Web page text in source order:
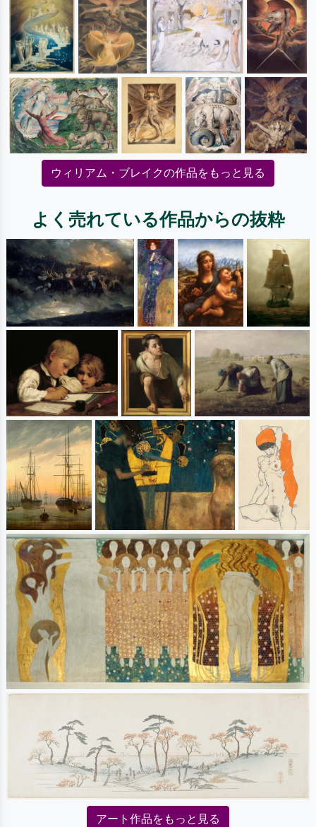
ウィリアム・ブレイクの作品をもっと見る
よく売れている作品からの抜粋
アート作品をもっと見る